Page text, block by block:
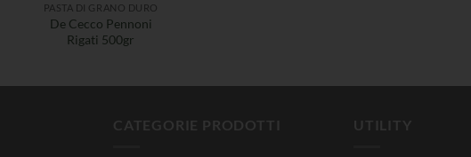
PASTA DI GRANO DURO
De Cecco Pennoni
Rigati 500gr
CATEGORIE PRODOTTI UTILITY